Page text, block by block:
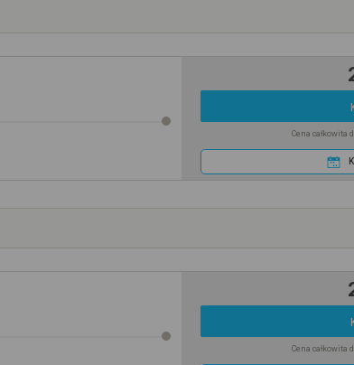
Cena całkowita
Cena całkowita